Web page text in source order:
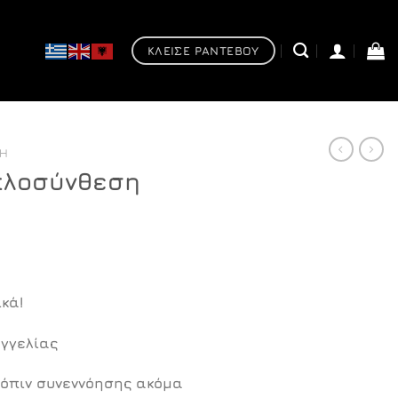
ΚΛΕΙΣΕ ΡΑΝΤΕΒΟΥ
τρέχουσα
είναι:
συνεννόησης ακόμα